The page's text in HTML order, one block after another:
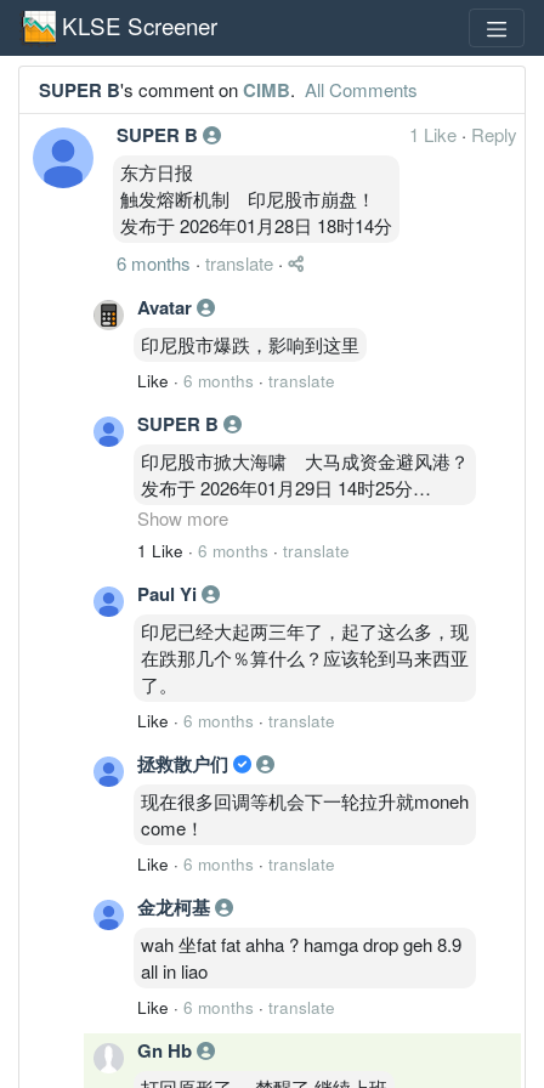
KLSE Screener
SUPER B's comment onCIMB. All Comments
SUPER B 1 Like · Reply
东方日报
触发熔断机制 印尼股市崩盘！
发布于 2026年01月28日 18时14分
6 months · translate ·
Avatar
印尼股市爆跌，影响到这里
Like · 6 months · translate
SUPER B
印尼股市掀大海啸 大马成资金避风港？
发布于 2026年01月29日 14时25分
这样的情况多发生几次在不同国家, 亚洲
亚洲国家经济大好大坏。
我的看法。。
Show more
1 Like · 6 months · translate
Paul Yi
印尼已经大起两三年了，起了这么多，现
在跌那几个％算什么？应该轮到马来西亚
了。
Like · 6 months · translate
拯救散户们
现在很多回调等机会下一轮拉升就moneh
come！
Like · 6 months · translate
金龙柯基
wah 坐fat fat ahha ? hamga drop geh 8.9
all in liao
Like · 6 months · translate
Gn Hb